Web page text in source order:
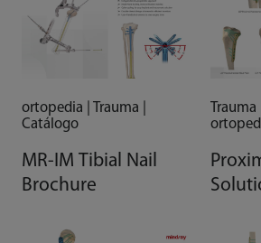
ortopedia | Trauma |
Catálogo
MR-IM Tibial Nail
Brochure
Trauma